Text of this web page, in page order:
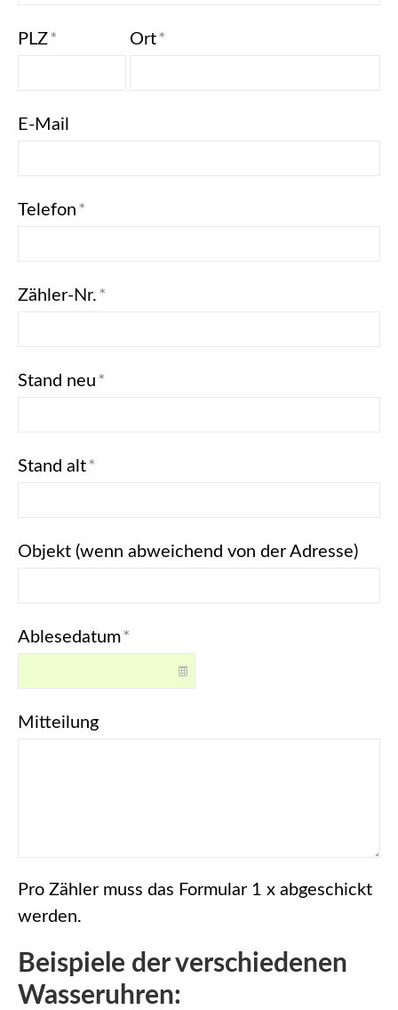
PLZ* Ort*
E-Mail
Telefon *
Zähler-Nr. *
Stand neu *
Stand alt*
Objekt (wenn abweichend von der Adresse)
Ablesedatum*
Mitteilung
Pro Zähler muss das Formular 1 x abgeschickt
werden.
Beispiele der verschiedenen
Wasseruhren: